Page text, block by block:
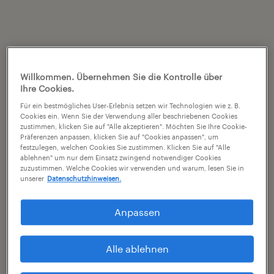
Willkommen. Übernehmen Sie die Kontrolle über
Ihre Cookies.
Für ein bestmögliches User-Erlebnis setzen wir Technologien wie z. B.
Cookies ein. Wenn Sie der Verwendung aller beschriebenen Cookies
zustimmen, klicken Sie auf "Alle akzeptieren". Möchten Sie Ihre Cookie-
Präferenzen anpassen, klicken Sie auf "Cookies anpassen", um
festzulegen, welchen Cookies Sie zustimmen. Klicken Sie auf "Alle
ablehnen" um nur dem Einsatz zwingend notwendiger Cookies
zuzustimmen. Welche Cookies wir verwenden und warum, lesen Sie in
unserer Datenschutzhinweisen.
Anpassen
Alle ablehnen